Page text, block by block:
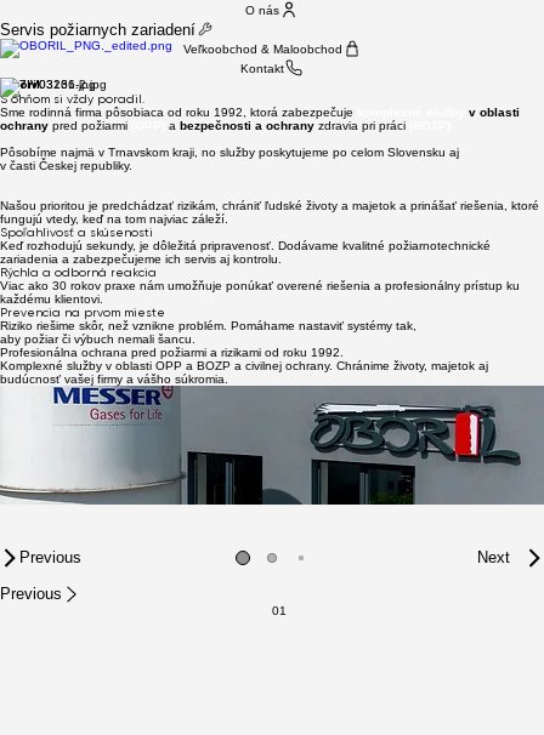
O nás
Servis požiarnych zariadení
Veľkoobchod & Maloobchod
Kontakt
Oboril.
S ohňom si vždy poradil.
Sme rodinná firma pôsobiaca od roku 1992, ktorá zabezpečuje
v oblasti
ochrany pred požiarmi a bezpečnosti a ochrany zdravia pri práci
Pôsobíme najmä v Trnavskom kraji, no služby poskytujeme po celom Slovensku aj
v časti Českej republiky.
Našou prioritou je predchádzať rizikám, chrániť ľudské životy a majetok a prinášať riešenia, ktoré
fungujú vtedy, keď na tom najviac záleží.
Spoľahlivosť a skúsenosti
Keď rozhodujú sekundy, je dôležitá pripravenosť. Dodávame kvalitné požiarnotechnické
zariadenia a zabezpečujeme ich servis aj kontrolu.
Rýchla a odborná reakcia
Viac ako 30 rokov praxe nám umožňuje ponúkať overené riešenia a profesionálny prístup ku
každému klientovi.
Prevencia na prvom mieste
Riziko riešime skôr, než vznikne problém. Pomáhame nastaviť systémy tak,
aby požiar či výbuch nemali šancu.
Profesionálna ochrana pred požiarmi a rizikami od roku 1992.
Komplexné služby v oblasti OPP a BOZP a civilnej ochrany. Chránime životy, majetok aj
budúcnosť vašej firmy a vášho súkromia.
Hasiaca technika
& servis
Predaj, montáž a servis:
prenosných a pojazdných hasiacich prístrojov,
hydrantových systémov a príslušenstva,
Vlastné certifikované servisné stredisko.
Rýchlo. Odborne. V súlade s legislatívou.
S nami to máte pod kontrolou.
Prevencia & kontrola
Prevencia a kontrola, predchádzajú nečakaným katastrofám.
Pravidelné kontroly, revízie a odborné prehliadky zariadení. Minimalizujeme riziká skôr, než
vzniknú problémy.
Spoľahlivosť a servis
Nechajte to na nás.
Kompletný servis od dodania až po údržbu.
Rýchla reakcia, odborný tím a riešenia na mieru.
Previous
Next
Previous
01